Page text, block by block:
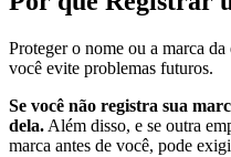
Proteger o nome ou a marca
você evite problemas futuros.
Se você não registra sua
dela. Além disso, e se outra
marca antes de você, pode